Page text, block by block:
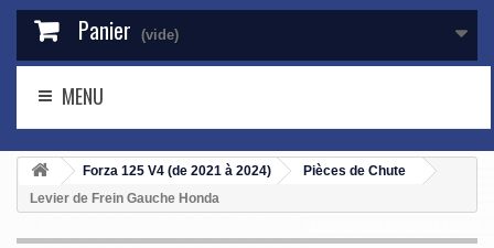
Panier (vide)
MENU
Forza 125 V4 (de 2021 à 2024)
Pièces de Chute
Levier de Frein Gauche Honda